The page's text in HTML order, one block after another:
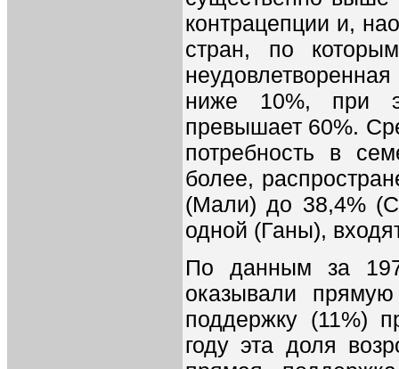
контрацепции и,
стран, по
ниже 10%, при
превышает 60%.
потребность в
более,
(Мали) до 38,4%
одной (Ганы),
По данным за
оказывали
поддержку (11%)
году эта доля